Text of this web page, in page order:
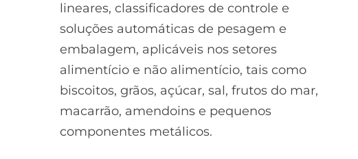
lineares, classificadores de controle e
soluções automáticas de pesagem e
embalagem, aplicáveis nos setores
alimentício e não alimentício, tais como
biscoitos, grãos, açúcar, sal, frutos do mar,
macarrão, amendoins e pequenos
componentes metálicos.